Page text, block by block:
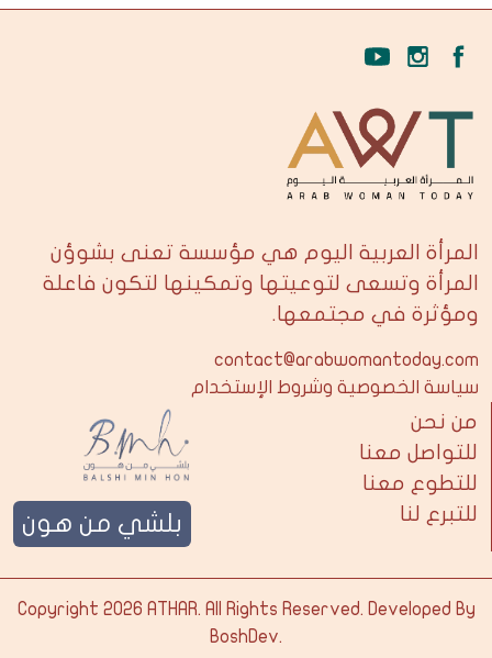
المرأة العربية اليوم هي مؤسسة تعنى بشوؤن
المرأة وتسعى لتوعيتها وتمكينها لتكون فاعلة
ومؤثرة في مجتمعها.
contact@arabwomantoday.com
سياسة الخصوصية وشروط الإستخدام
من نحن
للتواصل معنا
للتطوع معنا
للتبرع لنا
بلشي من هون
Copyright 2026 ATHAR. All Rights Reserved. Developed By
BoshDev.